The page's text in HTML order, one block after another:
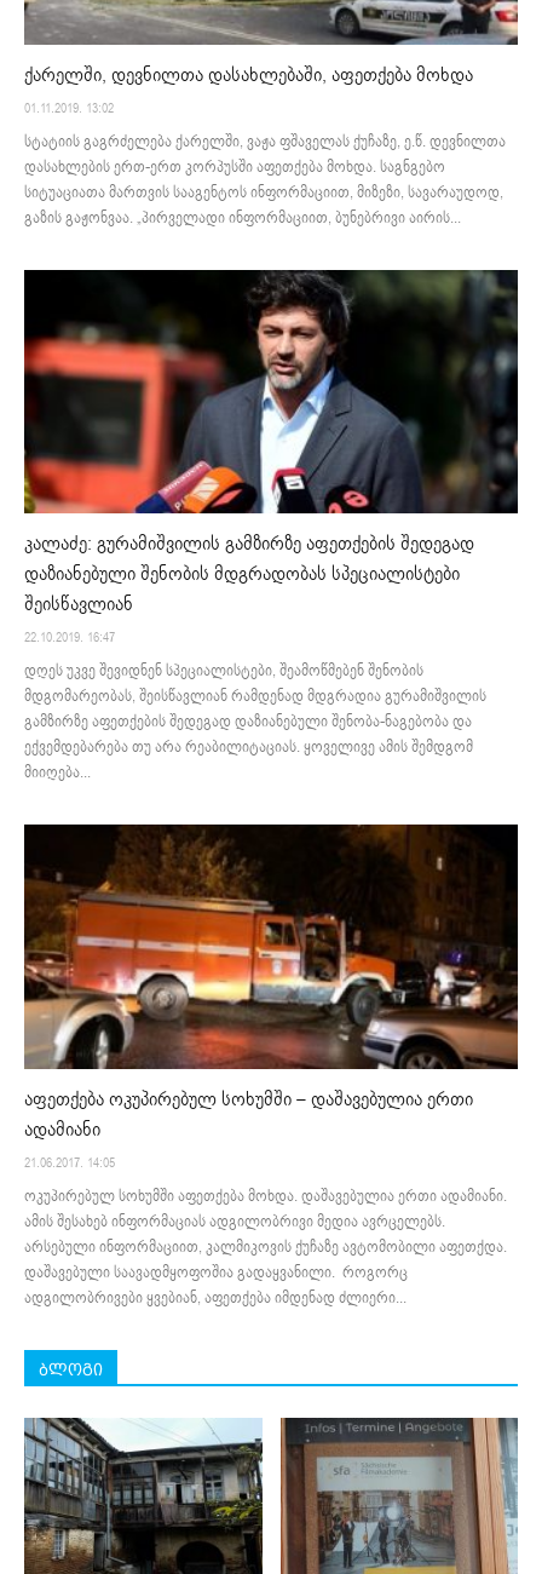
ქარელში, დევნილთა დასახლებაში, აფეთქება მოხდა
01.11.2019. 13:02
სტატიის გაგრძელება ქარელში, ვაჟა ფშაველას ქუჩაზე, ე.წ. დევნილთა
დასახლების ერთ-ერთ კორპუსში აფეთქება მოხდა. საგნგებო
სიტუაციათა მართვის სააგენტოს ინფორმაციით, მიზეზი, სავარაუდოდ,
გაზის გაჟონვაა. „პირველადი ინფორმაციით, ბუნებრივი აირის...
კალაძე: გურამიშვილის გამზირზე აფეთქების შედეგად
დაზიანებული შენობის მდგრადობას სპეციალისტები
შეისწავლიან
22.10.2019. 16:47
დღეს უკვე შევიდნენ სპეციალისტები, შეამოწმებენ შენობის
მდგომარეობას, შეისწავლიან რამდენად მდგრადია გურამიშვილის
გამზირზე აფეთქების შედეგად დაზიანებული შენობა-ნაგებობა და
ექვემდებარება თუ არა რეაბილიტაციას. ყოველივე ამის შემდგომ
მიიღება...
აფეთქება ოკუპირებულ სოხუმში – დაშავებულია ერთი
ადამიანი
21.06.2017. 14:05
ოკუპირებულ სოხუმში აფეთქება მოხდა. დაშავებულია ერთი ადამიანი.
ამის შესახებ ინფორმაციას ადგილობრივი მედია ავრცელებს.
არსებული ინფორმაციით, კალმიკოვის ქუჩაზე ავტომობილი აფეთქდა.
დაშავებული საავადმყოფოშია გადაყვანილი. როგორც
ადგილობრივები ყვებიან, აფეთქება იმდენად ძლიერი...
ბლოგი